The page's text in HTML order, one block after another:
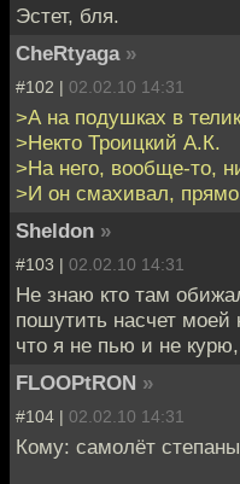
Эстет, бля.
CheRtyaga »
#102 | 02.02.10 14:31
>А на подушках в
>Некто Троицкий А.К.
>На него, вообще-то,
>И он смахивал,
Sheldon »
#103 | 02.02.10 14:31
Не знаю кто там
пошутить насчет моей
что я не пью и не
FLOOPtRON »
#104 | 02.02.10 14:31
Кому: самолёт